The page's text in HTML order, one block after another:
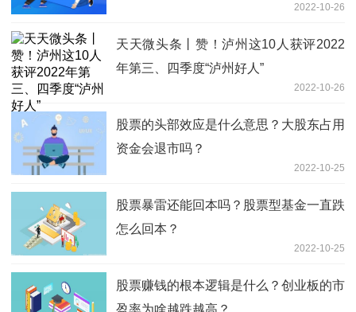
2022-10-26
天天微头条丨赞！泸州这10人获评2022
年第三、四季度“泸州好人”
2022-10-26
股票的头部效应是什么意思？大股东占用
资金会退市吗？
2022-10-25
股票暴雷还能回本吗？股票型基金一直跌
怎么回本？
2022-10-25
股票赚钱的根本逻辑是什么？创业板的市
盈率为啥越跌越高？